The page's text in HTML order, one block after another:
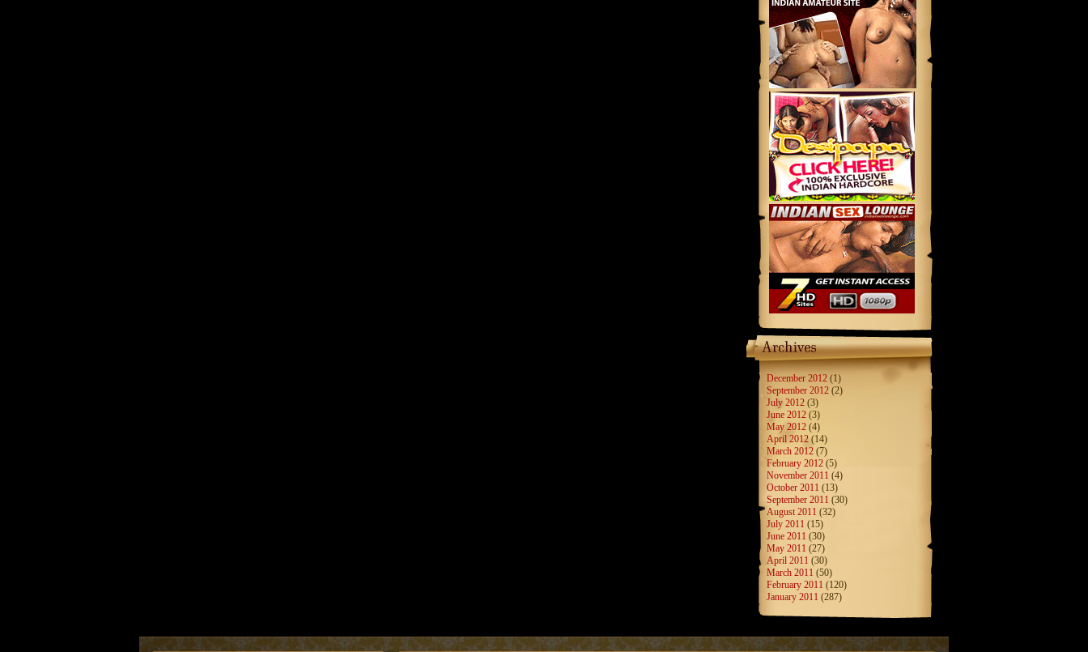
December 2012 (1)
September 2012 (2)
July 2012 (3)
June 2012 (3)
May 2012 (4)
April 2012 (14)
March 2012 (7)
February 2012 (5)
November 2011 (4)
October 2011 (13)
September 2011 (30)
August 2011 (32)
July 2011 (15)
June 2011 (30)
May 2011 (27)
April 2011 (30)
March 2011 (50)
February 2011 (120)
January 2011 (287)